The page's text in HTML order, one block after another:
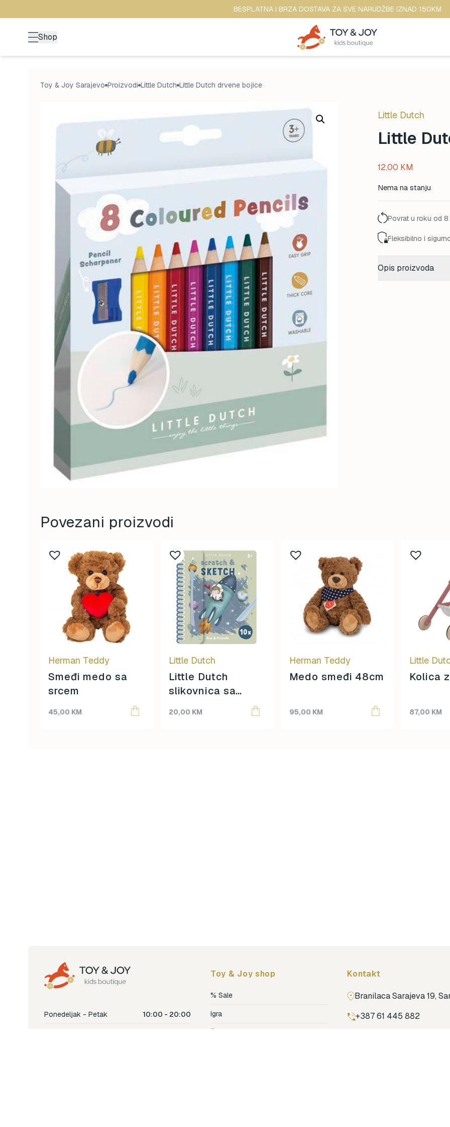
BESPLATNA I BRZA DOSTAVA ZA SVE NARUDŽBE IZNAD 150KM
Shop
Toy & Joy Sarajevo Proizvodi Little Dutch Little Dutch drvene bojice
Little Dutch
Little
12,00 KM
Nema na stanju
Povrat u roku od 8
Fleksibilno i
Opis proizvoda
Povezani proizvodi
Herman Teddy
Smeđi medo sa
srcem
45,00 KM
Little Dutch
Little Dutch
slikovnica sa
20,00 KM
Herman Teddy
Medo smeđi 48cm
95,00 KM
Little
Kolica
87,00 KM
Ponedeljak - Petak 10:00 - 20:00
Toy & Joy shop
% Sale
Igra
Kontakt
Branilaca Sarajeva 19,
+387 61 445 882